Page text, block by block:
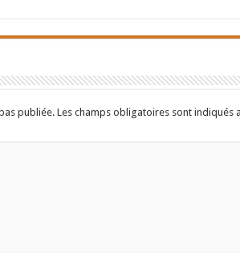
publiée. Les champs obligatoires sont indiqués